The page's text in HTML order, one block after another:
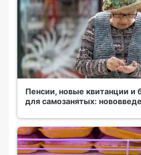
Пенсии, новые квитанции и
для самозанятых: